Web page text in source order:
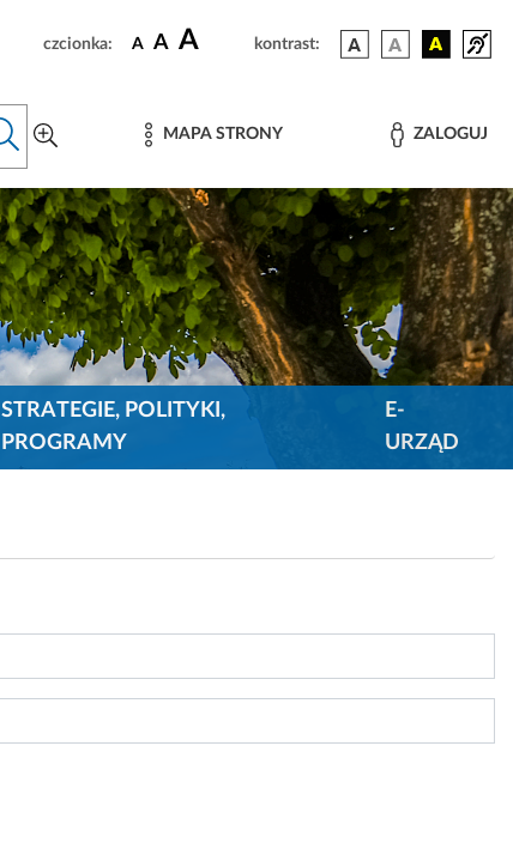
czcionka: A A A kontrast:
MAPA STRONY ZALOGUJ
STRATEGIE, POLITYKI,
PROGRAMY
E-
URZĄD